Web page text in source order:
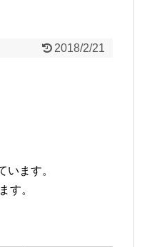
2018/2/21
ます。
す。